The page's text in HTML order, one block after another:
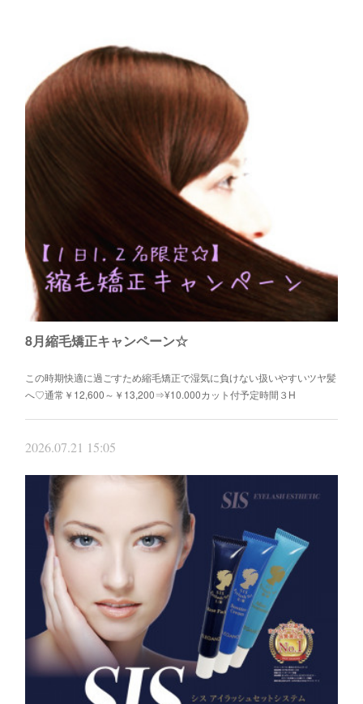
8月縮毛矯正キャンペーン☆
この時期快適に過ごすため縮毛矯正で湿気に負けない扱いやすいツヤ髪
へ♡通常￥12,600～￥13,200⇒¥10.000カット付予定時間３H
2026.07.21 15:05